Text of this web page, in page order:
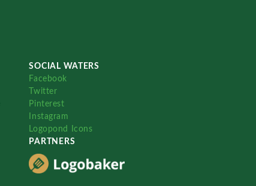
SOCIAL WATERS
Facebook
Twitter
Pinterest
Instagram
Logopond Icons
PARTNERS